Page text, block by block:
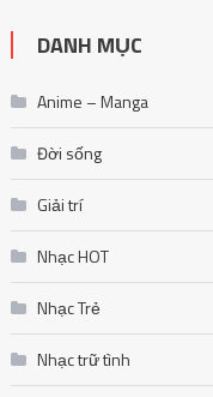
DANH MỤC
Anime – Manga
Đời sống
Giải trí
Nhạc HOT
Nhạc Trẻ
Nhạc trữ tình